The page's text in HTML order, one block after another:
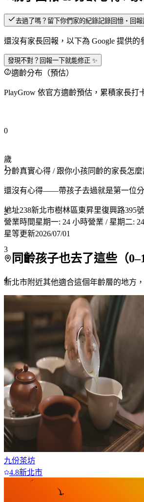
去過了嗎？留下你們家的紀錄記錄回憶・回
還沒有家長回報，以下為 Google 提供
發現不對？回報一下就能修正 ✨
適齡分布（預估）
PlayGrow 依官方適齡預估，累積家長打
0
1
2
3
4
歲
分齡真實心得 / 跟你小孩同齡的家長怎麼
還沒有心得——帶孩子去過就是第一位分
地址238新北市樹林區東昇里復興路395號
營業時間星期一: 24 小時營業 / 星期二:
星等更新2026/07/01
同齡孩子也去了這些（0–
新北市附近其他適合這個年齡層的地方
九份茶坊
4.8新北市